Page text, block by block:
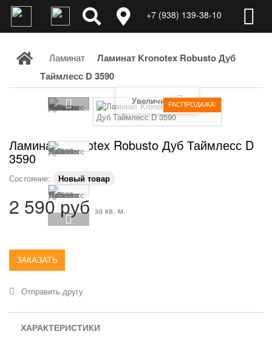
+7 (938) 139-38-10
Ламинат
Ламинат Kronotex Robusto Дуб
Таймлесс D 3590
РАСПРОДАЖА!
Увеличить
Ламинат Kronotex Robusto Дуб Таймлесс D
3590
Состояние: Новый товар
2 590 руб за кв. м.
ЗАКАЗАТЬ
Отправить другу
ХАРАКТЕРИСТИКИ